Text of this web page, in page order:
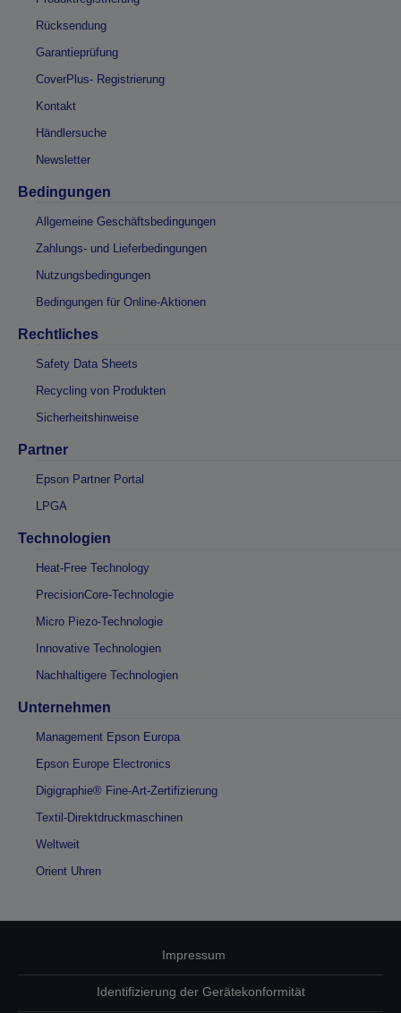
Rücksendung
Garantieprüfung
CoverPlus- Registrierung
Kontakt
Händlersuche
Newsletter
Bedingungen
Allgemeine Geschäftsbedingungen
Zahlungs- und Lieferbedingungen
Nutzungsbedingungen
Bedingungen für Online-Aktionen
Rechtliches
Safety Data Sheets
Recycling von Produkten
Sicherheitshinweise
Partner
Epson Partner Portal
LPGA
Technologien
Heat-Free Technology
PrecisionCore-Technologie
Micro Piezo-Technologie
Innovative Technologien
Nachhaltigere Technologien
Unternehmen
Management Epson Europa
Epson Europe Electronics
Digigraphie® Fine-Art-Zertifizierung
Textil-Direktdruckmaschinen
Weltweit
Orient Uhren
Impressum
Identifizierung der Gerätekonformität